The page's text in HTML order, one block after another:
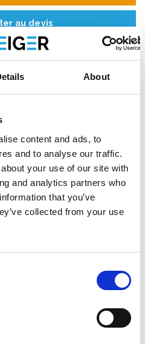
About
content and ads, to
and to analyse our traffic.
your use of our site with
and analytics partners who
that you’ve
collected from your use
au devis
(Advantaged Guardrail
Depuis le 1er janvier 2018,
d'une main courante
avec un tablier en
Pro convient aux travaux